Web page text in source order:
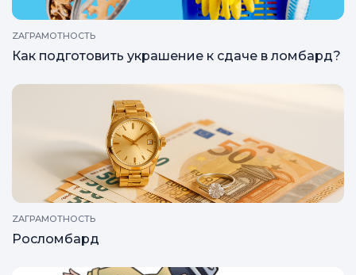
ZAГРАМОТНОСТЬ
Как подготовить украшение к сдаче в ломбард?
ZAГРАМОТНОСТЬ
Росломбард